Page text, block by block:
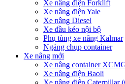
Xe nâng điện Forklift
Xe nâng điện Yale
Xe nâng Diesel
Xe đầu kéo nội bộ
Phụ tùng xe nâng Kalmar
Ngáng chụp container
Xe nâng mới
Xe nâng container
Xe nâng điện Baoli
Xe nâng điện Caterpillar